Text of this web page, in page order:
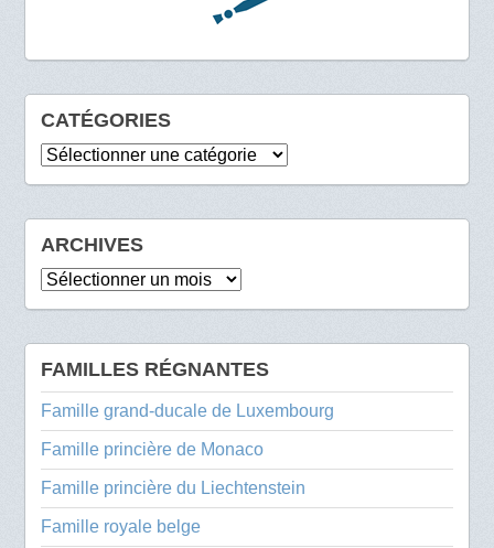
CATÉGORIES
Catégories
ARCHIVES
Archives
FAMILLES RÉGNANTES
Famille grand-ducale de Luxembourg
Famille princière de Monaco
Famille princière du Liechtenstein
Famille royale belge